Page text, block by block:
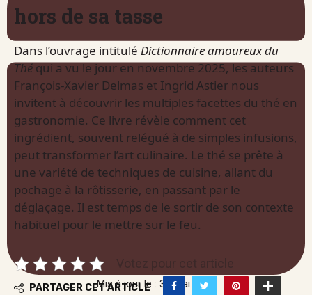
Mis à jour le : 30 mai 2026
hors de sa tasse
Dans l’ouvrage intitulé Dictionnaire amoureux du
Théqui a vu le jour en novembre 2025, les auteurs
François-Xavier Delmas et Ingrid Astier nous
invitent à découvrir les multiples facettes du thé en
gastronomie. Ce livre révèle comment cet
ingrédient, souvent relégué à de simples infusions,
peut transformer l’art culinaire. Le thé se prête à
une variété de techniques de cuisine, allant du
pochage à la rôtisserie, en passant par le
déglaçage. Il est temps de le sortir de son contexte
habituel pour le mettre sur le feu.
Votez pour cet article
PARTAGER CET ARTICLE